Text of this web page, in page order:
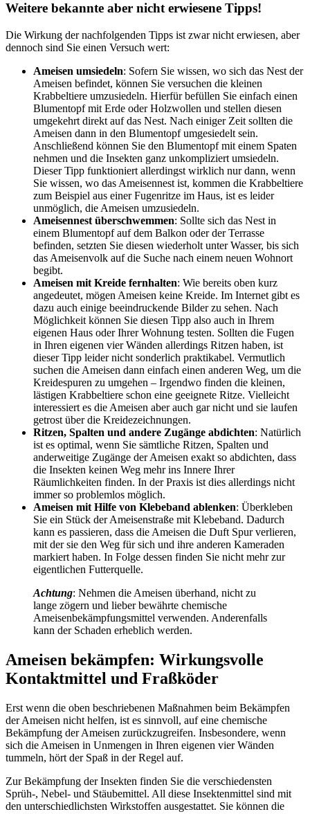
Weitere bekannte aber nicht erwiesene Tipps!
Die Wirkung der nachfolgenden Tipps ist zwar nicht erwiesen, aber
dennoch sind Sie einen Versuch wert:
Ameisen umsiedeln: Sofern Sie wissen, wo sich das Nest der
Ameisen befindet, können Sie versuchen die kleinen
Krabbeltiere umzusiedeln. Hierfür befüllen Sie einfach einen
Blumentopf mit Erde oder Holzwollen und stellen diesen
umgekehrt direkt auf das Nest. Nach einiger Zeit sollten die
Ameisen dann in den Blumentopf umgesiedelt sein.
Anschließend können Sie den Blumentopf mit einem Spaten
nehmen und die Insekten ganz unkompliziert umsiedeln.
Dieser Tipp funktioniert allerdingst wirklich nur dann, wenn
Sie wissen, wo das Ameisennest ist, kommen die Krabbeltiere
zum Beispiel aus einer Fugenritze im Haus, ist es leider
unmöglich, die Ameisen umzusiedeln.
Ameisennest überschwemmen: Sollte sich das Nest in
einem Blumentopf auf dem Balkon oder der Terrasse
befinden, setzten Sie diesen wiederholt unter Wasser, bis sich
das Ameisenvolk auf die Suche nach einem neuen Wohnort
begibt.
Ameisen mit Kreide fernhalten: Wie bereits oben kurz
angedeutet, mögen Ameisen keine Kreide. Im Internet gibt es
dazu auch einige beeindruckende Bilder zu sehen. Nach
Möglichkeit können Sie diesen Tipp also auch in Ihrem
eigenen Haus oder Ihrer Wohnung testen. Sollten die Fugen
in Ihren eigenen vier Wänden allerdings Ritzen haben, ist
dieser Tipp leider nicht sonderlich praktikabel. Vermutlich
suchen die Ameisen dann einfach einen anderen Weg, um die
Kreidespuren zu umgehen – Irgendwo finden die kleinen,
lästigen Krabbeltiere schon eine geeignete Ritze. Vielleicht
interessiert es die Ameisen aber auch gar nicht und sie laufen
getrost über die Kreidezeichnungen.
Ritzen, Spalten und andere Zugänge abdichten: Natürlich
ist es optimal, wenn Sie sämtliche Ritzen, Spalten und
anderweitige Zugänge der Ameisen exakt so abdichten, dass
die Insekten keinen Weg mehr ins Innere Ihrer
Räumlichkeiten finden. In der Praxis ist dies allerdings nicht
immer so problemlos möglich.
Ameisen mit Hilfe von Klebeband ablenken: Überkleben
Sie ein Stück der Ameisenstraße mit Klebeband. Dadurch
kann es passieren, dass die Ameisen die Duft Spur verlieren,
mit der sie den Weg für sich und ihre anderen Kameraden
markiert haben. In Folge dessen finden Sie nicht mehr zur
eigentlichen Futterquelle.
Achtung: Nehmen die Ameisen überhand, nicht zu
lange zögern und lieber bewährte chemische
Ameisenbekämpfungsmittel verwenden. Anderenfalls
kann der Schaden erheblich werden.
Ameisen bekämpfen: Wirkungsvolle
Kontaktmittel und Fraßköder
Erst wenn die oben beschriebenen Maßnahmen beim Bekämpfen
der Ameisen nicht helfen, ist es sinnvoll, auf eine chemische
Bekämpfung der Ameisen zurückzugreifen. Insbesondere, wenn
sich die Ameisen in Unmengen in Ihren eigenen vier Wänden
tummeln, hört der Spaß in der Regel auf.
Zur Bekämpfung der Insekten finden Sie die verschiedensten
Sprüh-, Nebel- und Stäubemittel. All diese Insektenmittel sind mit
den unterschiedlichsten Wirkstoffen ausgestattet. Sie können die